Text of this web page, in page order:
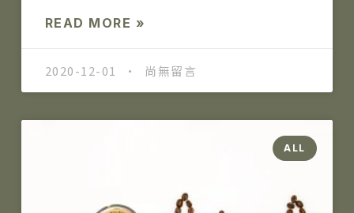
READ MORE »
2020-12-01 尚無留言
ALL